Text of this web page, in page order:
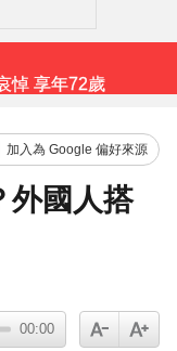
玉澤演巡演首站獻給台北！加碼「自拍+簽名會」 寵粉無極限
泰男團Dragon 5男星爆死訊！騎單車離家失聯 陳屍河中驚見「20公斤重物」
加入為 Google 偏好來源
外國人搭
00:00